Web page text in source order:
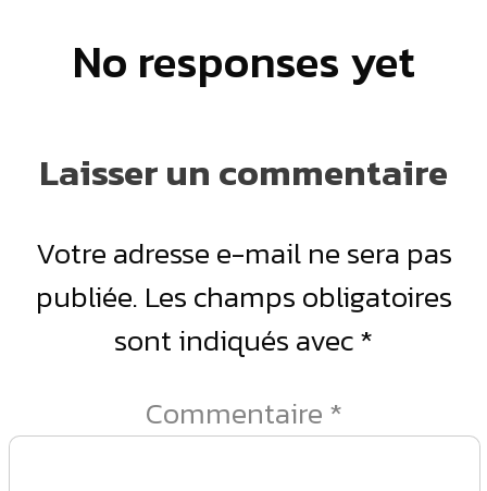
No responses yet
Laisser un commentaire
Votre adresse e-mail ne sera pas
publiée. Les champs obligatoires
sont indiqués avec*
Commentaire*